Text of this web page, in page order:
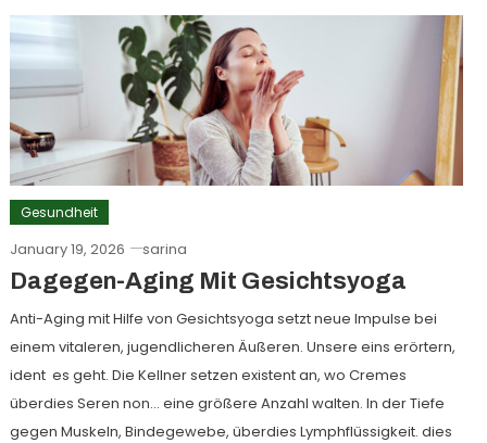
Gesundheit
January 19, 2026 sarina
Dagegen-Aging Mit Gesichtsyoga
Anti-Aging mit Hilfe von Gesichtsyoga setzt neue Impulse bei
einem vitaleren, jugendlicheren Äußeren. Unsere eins erörtern,
ident es geht. Die Kellner setzen existent an, wo Cremes
überdies Seren non… eine größere Anzahl walten. In der Tiefe
gegen Muskeln, Bindegewebe, überdies Lymphflüssigkeit. dies